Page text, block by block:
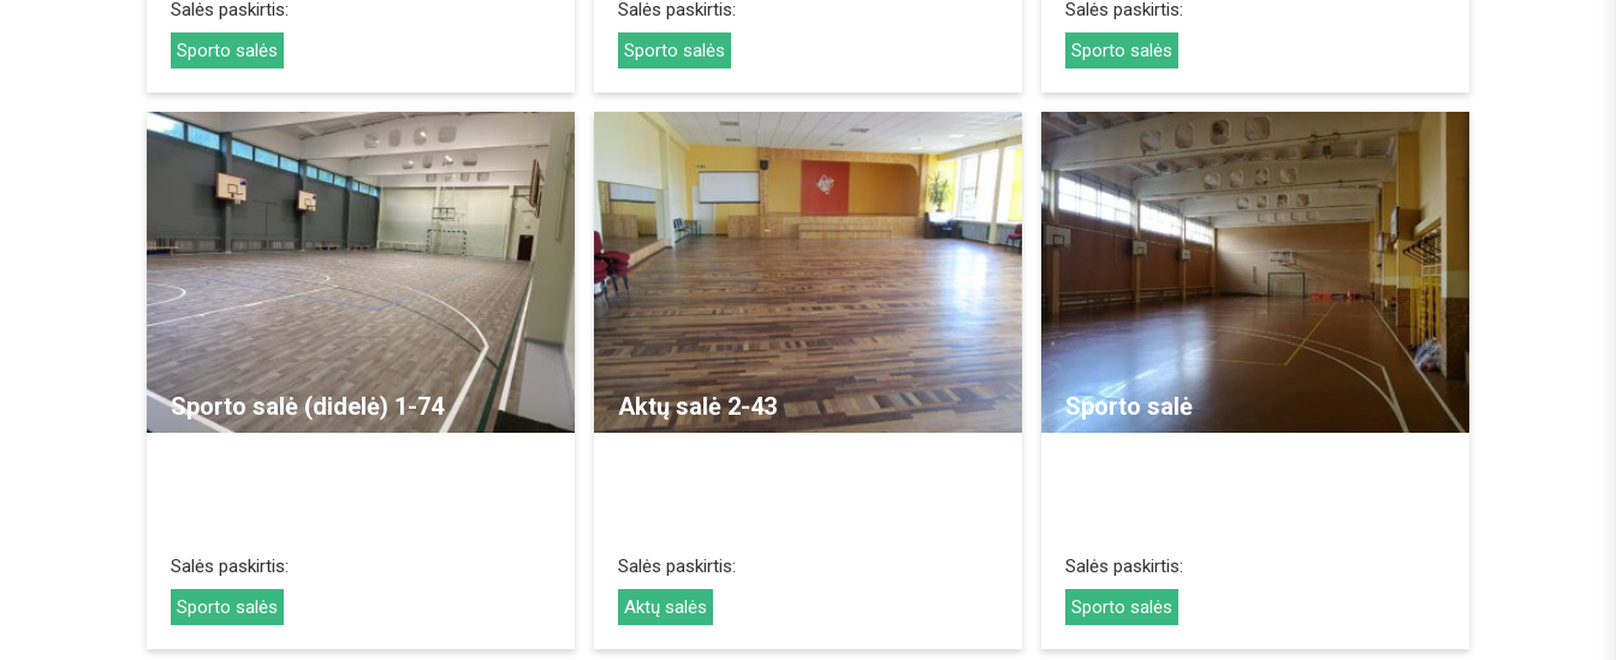
Salės paskirtis:
Sporto salės
Salės paskirtis:
Sporto salės
Salės paskirtis:
Sporto salės
Sporto salė (didelė) 1-74
Salės paskirtis:
Sporto salės
REZERVUOTI
Aktų salė 2-43
Salės paskirtis:
Aktų salės
REZERVUOTI
Sporto salė
Salės paskirtis:
Sporto salės
REZERVUOTI